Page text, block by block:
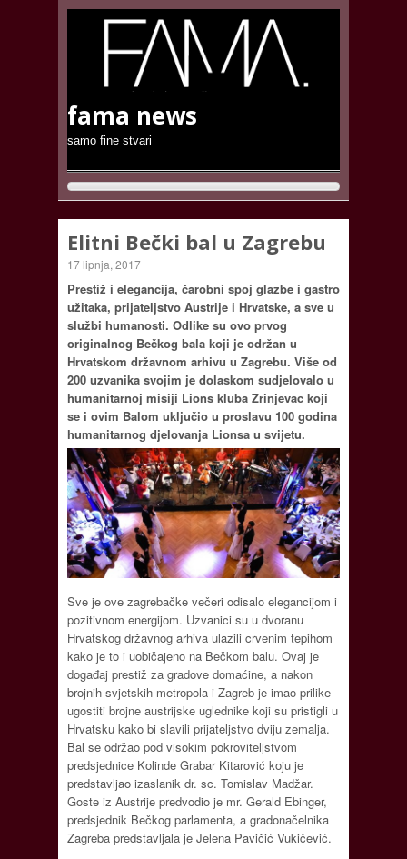
fama news
samo fine stvari
Elitni Bečki bal u Zagrebu
17 lipnja, 2017
Prestiž i elegancija, čarobni spoj glazbe i gastro
užitaka, prijateljstvo Austrije i Hrvatske, a sve u
službi humanosti. Odlike su ovo prvog
originalnog Bečkog bala koji je održan u
Hrvatskom državnom arhivu u Zagrebu. Više od
200 uzvanika svojim je dolaskom sudjelovalo u
humanitarnoj misiji Lions kluba Zrinjevac koji
se i ovim Balom uključio u proslavu 100 godina
humanitarnog djelovanja Lionsa u svijetu.
Sve je ove zagrebačke večeri odisalo elegancijom i
pozitivnom energijom. Uzvanici su u dvoranu
Hrvatskog državnog arhiva ulazili crvenim tepihom
kako je to i uobičajeno na Bečkom balu. Ovaj je
događaj prestiž za gradove domaćine, a nakon
brojnih svjetskih metropola i Zagreb je imao prilike
ugostiti brojne austrijske uglednike koji su pristigli u
Hrvatsku kako bi slavili prijateljstvo dviju zemalja.
Bal se održao pod visokim pokroviteljstvom
predsjednice Kolinde Grabar Kitarović koju je
predstavljao izaslanik dr. sc. Tomislav Madžar.
Goste iz Austrije predvodio je mr. Gerald Ebinger,
predsjednik Bečkog parlamenta, a gradonačelnika
Zagreba predstavljala je Jelena Pavičić Vukičević.